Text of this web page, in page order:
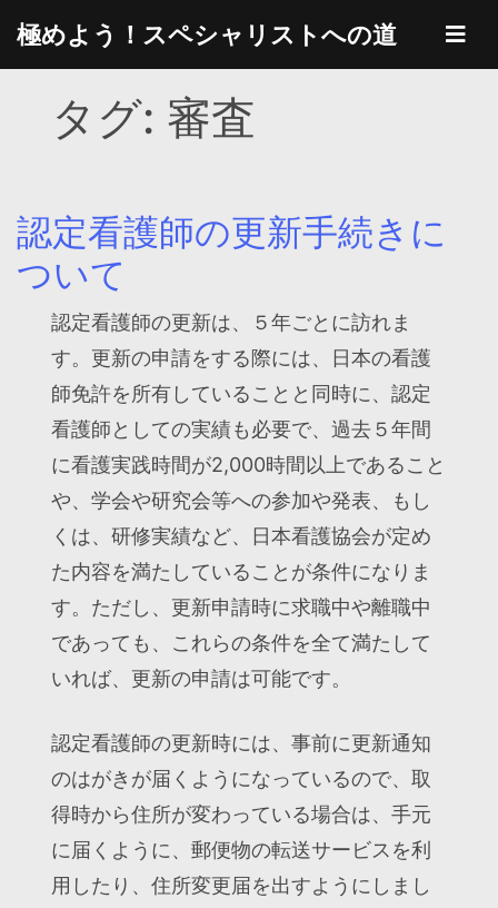
content
極めよう！スペシャリストへの道
タグ: 審査
認定看護師の更新手続きに
ついて
認定看護師の更新は、５年ごとに訪れま
す。更新の申請をする際には、日本の看護
師免許を所有していることと同時に、認定
看護師としての実績も必要で、過去５年間
に看護実践時間が2,000時間以上であること
や、学会や研究会等への参加や発表、もし
くは、研修実績など、日本看護協会が定め
た内容を満たしていることが条件になりま
す。ただし、更新申請時に求職中や離職中
であっても、これらの条件を全て満たして
いれば、更新の申請は可能です。
認定看護師の更新時には、事前に更新通知
のはがきが届くようになっているので、取
得時から住所が変わっている場合は、手元
に届くように、郵便物の転送サービスを利
用したり、住所変更届を出すようにしまし